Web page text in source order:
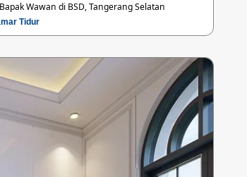
Wawan di BSD, Tangerang Selatan
Tidur